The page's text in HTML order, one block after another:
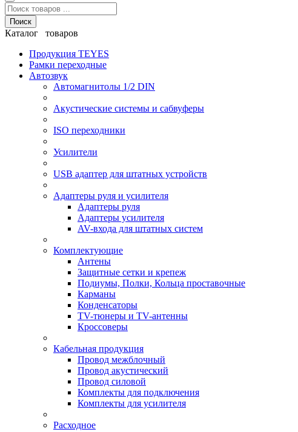
Поиск
Каталог товаров
Продукция TEYES
Рамки переходные
Автозвук
Автомагнитолы 1/2 DIN
Акустические системы и сабвуферы
ISO переходники
Усилители
USB адаптер для штатных устройств
Адаптеры руля и усилителя
Адаптеры руля
Адаптеры усилителя
AV-входа для штатных систем
Комплектующие
Антены
Защитные сетки и крепеж
Подиумы, Полки, Кольца проставочные
Карманы
Конденсаторы
TV-тюнеры и TV-антенны
Кроссоверы
Кабельная продукция
Провод межблочный
Провод акустический
Провод силовой
Комплекты для подключения
Комплекты для усилителя
Расходное